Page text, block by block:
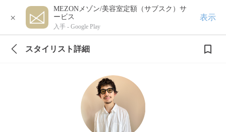
×
MEZONメゾン/美容室定額（サブスク）サ
ービス
入手 - Google Play
表示
スタイリスト詳細